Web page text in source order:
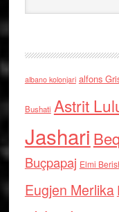
albano kolonjari alfons
Bushati Astrit
Jashari
Buçpapaj Elmi
Eugjen Merlika